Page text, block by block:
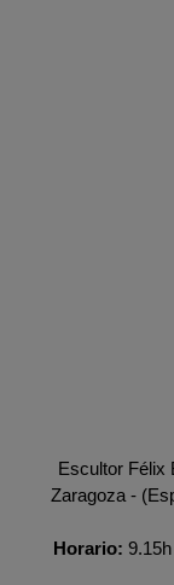
Escultor Félix
Zaragoza -
Horario: